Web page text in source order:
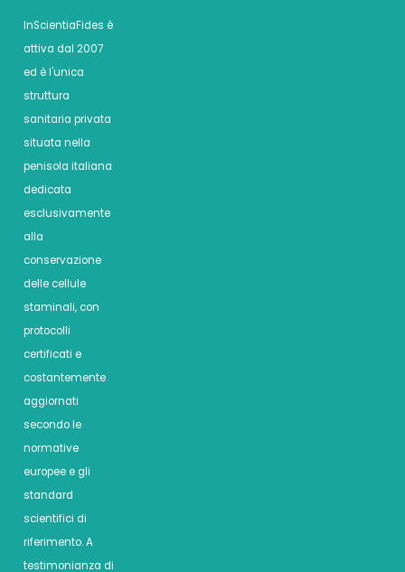
InScientiaFides è
attiva dal 2007
ed è l'unica
struttura
sanitaria privata
situata nella
penisola italiana
dedicata
esclusivamente
alla
conservazione
delle cellule
staminali, con
protocolli
certificati e
costantemente
aggiornati
secondo le
normative
europee e gli
standard
scientifici di
riferimento. A
testimonianza di